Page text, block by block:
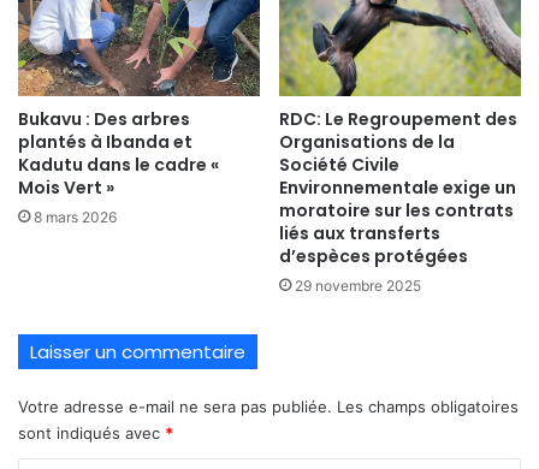
Bukavu : Des arbres
plantés à Ibanda et
Kadutu dans le cadre «
Mois Vert »
8 mars 2026
RDC: Le Regroupement des
Organisations de la
Société Civile
Environnementale exige un
moratoire sur les contrats
liés aux transferts
d’espèces protégées
29 novembre 2025
Laisser un commentaire
Votre adresse e-mail ne sera pas publiée. Les champs obligatoires
sont indiqués avec *